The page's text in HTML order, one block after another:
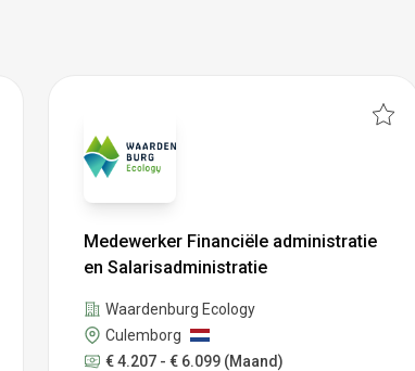
Medewerker Financiële administratie
en Salarisadministratie
Waardenburg Ecology
Culemborg
€ 4.207 - € 6.099 (Maand)